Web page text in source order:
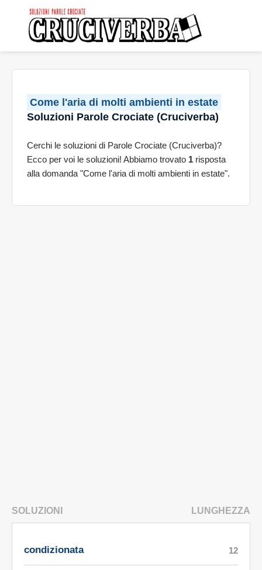
Come l'aria di molti ambienti in estate
Soluzioni Parole Crociate (Cruciverba)
Cerchi le soluzioni di Parole Crociate (Cruciverba)?
Ecco per voi le soluzioni! Abbiamo trovato 1 risposta
alla domanda "Come l'aria di molti ambienti in estate".
SOLUZIONI LUNGHEZZA
condizionata 12